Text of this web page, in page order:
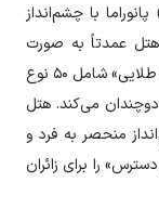
با چشم‌انداز
عمدتاً به صورت
هافبرد (صبحانه و یک وعده غذایی دیگر) با «بوفه طلایی» شامل ۵۰ نوع
دوچندان می‌کند. هتل
منحصر به فرد و
را برای زائران